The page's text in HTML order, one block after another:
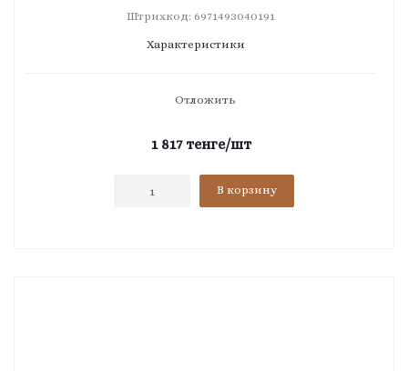
Штрихкод: 6971493040191
Характеристики
Отложить
1 817тенге/шт
В корзину